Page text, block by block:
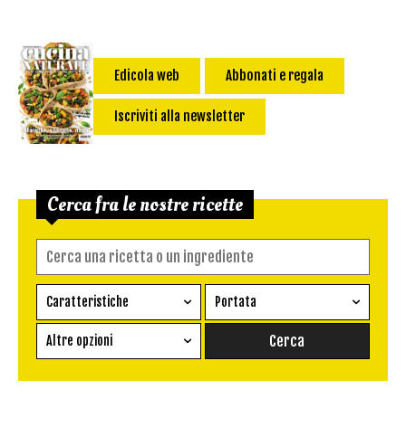
Edicola web Abbonati e regala
Iscriviti alla newsletter
Cerca fra le nostre ricette
Caratteristiche
Ricetta vegetariana
Senza glutine
Portata
Conserva
Altre opzioni